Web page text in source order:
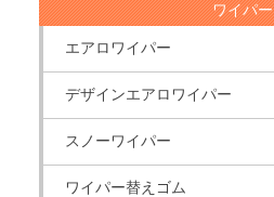
ワイパー
エアロワイパー
デザインエアロワイパー
スノーワイパー
ワイパー替えゴム